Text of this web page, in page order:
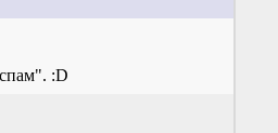
:D